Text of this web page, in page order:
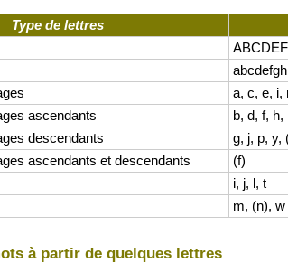
Type de lettres
a, c, e, i,
ascendants
b, d, f, h,
descendants
g, j, p, y,
ascendants et descendants
(f)
i, j, l, t
m, (n), w
à partir de quelques lettres